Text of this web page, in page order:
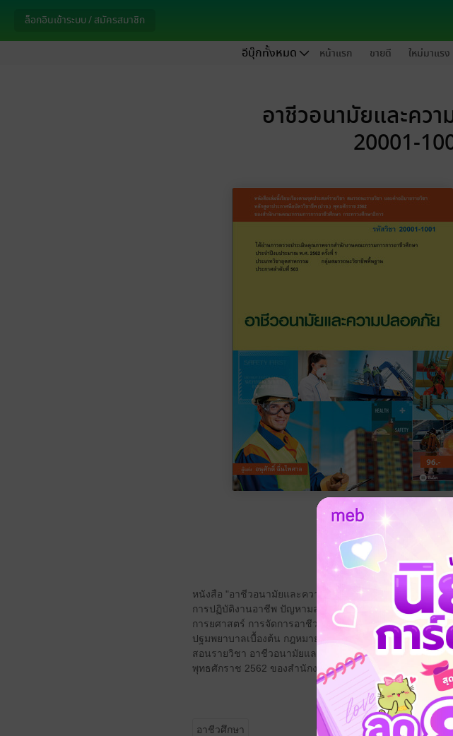
ล็อกอินเข้าระบบ / สมัครสมาชิก
อีบุ๊กทั้งหมด หน้าแรก ขายดี ใหม่มาแรง
อาชีวอนามัยและคว
20001-
หนังสือ "อาชีวอนามัยและความปลอดภัย รหัสวิชา 20001-
การปฏิบัติงานอาชีพ ปัญหามลพิษ โรคและอุบัติภัย ที่เกิดจาก
การยศาสตร์ การจัดการอาชีวอนามัยและความปลอดภัยเบื้อ
ปฐมพยาบาลเบื้องต้น กฎหมายและหน่วยงานที่เกี่ยวข้องกับง
สอนรายวิชา อาชีวอนามัยและความปลอดภัย สมรรถนะวิช
พุทธศักราช 2562 ของสำนักงานคณะกรรมการการอาชีวศึกษ
อาชีวศึกษา